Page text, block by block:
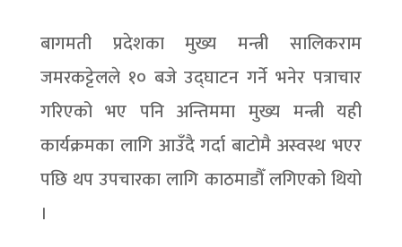
बागमती प्रदेशका मुख्य मन्त्री सालिकराम
जमरकट्टेलले १० बजे उद्घाटन गर्ने भनेर पत्राचार
गरिएको भए पनि अन्तिममा मुख्य मन्त्री यही
कार्यक्रमका लागि आउँदै गर्दा बाटोमै अस्वस्थ भएर
पछि थप उपचारका लागि काठमाडौँ लगिएको थियो
।